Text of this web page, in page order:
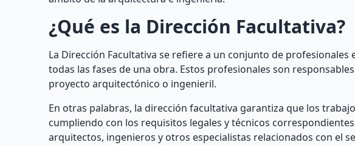
¿Qué es la Dirección Facultativa?
La Dirección Facultativa se refiere a un conjunto de
todas las fases de una obra. Estos profesionales son
proyecto arquitectónico o ingenieril.
En otras palabras, la dirección facultativa garantiza que los
cumpliendo con los requisitos legales y técnicos
arquitectos, ingenieros y otros especialistas relacionados con el